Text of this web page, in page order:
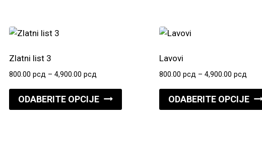
Zlatni list 3
800.00 рсд – 4,900.00 рсд
od
800.00 рсд
ODABERITE OPCIJE
proizvod
Lavovi
800.00 рсд – 4,900.00 рсд
od
ODABERITE OPCIJE